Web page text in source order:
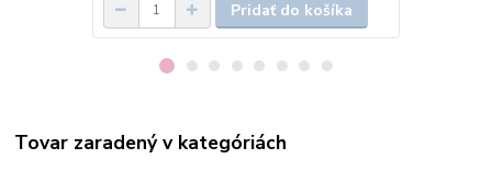
Pridať do košíka
Tovar zaradený v kategóriách